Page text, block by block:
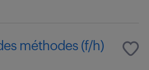
méthodes (f/h)